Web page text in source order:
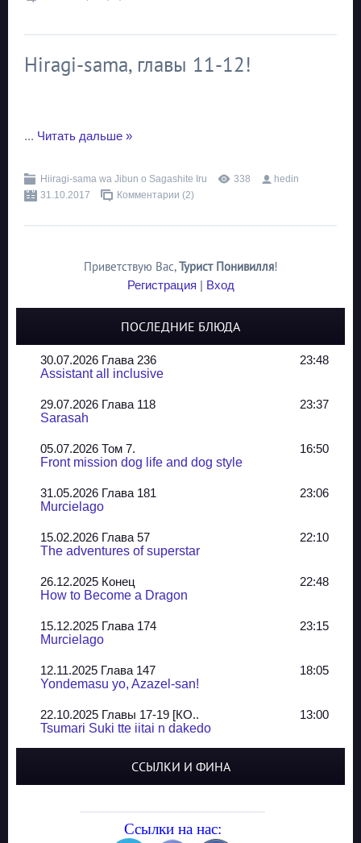
Hiragi-sama, главы 11-12!
... Читать дальше »
Hiiragi-sama wa Jibun o Sagashite Iru 338
hedin
31.10.2017
Комментарии (2)
Приветствую Вас,Турист Понивилля!
Регистрация | Вход
ПОСЛЕДНИЕ БЛЮДА
30.07.2026 Глава 236
23:48
Assistant all inclusive
29.07.2026 Глава 118
23:37
Sarasah
05.07.2026 Том 7.
16:50
Front mission dog life and dog style
31.05.2026 Глава 181
23:06
Murcielago
15.02.2026 Глава 57
22:10
The adventures of superstar
26.12.2025 Конец
22:48
How to Become a Dragon
15.12.2025 Глава 174
23:15
Murcielago
12.11.2025 Глава 147
18:05
Yondemasu yo, Azazel-san!
22.10.2025 Главы 17-19 [КО..
13:00
Tsumari Suki tte iitai n dakedo
Yozakura Shijuusou
ССЫЛКИ И ФИНА
Ссылки на нас: